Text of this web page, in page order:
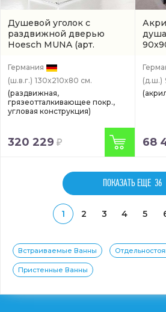
Душевой уголок с
раздвижной дверью
Hoesch MUNA (арт.
Германия
(ш.в.г.) 130x210x80 см.
(раздвижная,
грязеотталкивающее покр.,
угловая конструкция)
320 229
(д.ш.)
68
ПОКАЗАТЬ ЕЩЕ 36
1 2 3 4 5
Встраиваемые Ванны
Пристенные Ванны